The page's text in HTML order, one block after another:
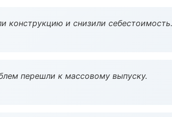
конструкцию и снизили себестоимость.
перешли к массовому выпуску.